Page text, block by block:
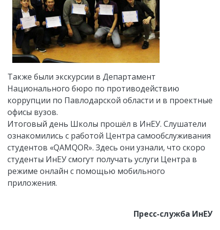
Также были экскурсии в Департамент
Национального бюро по противодействию
коррупции по Павлодарской области и в проектные
офисы вузов.
Итоговый день Школы прошёл в ИнЕУ. Слушатели
ознакомились с работой Центра самообслуживания
студентов «QAMQOR». Здесь они узнали, что скоро
студенты ИнЕУ смогут получать услуги Центра в
режиме онлайн с помощью мобильного
приложения.
Пресс-служба ИнЕУ